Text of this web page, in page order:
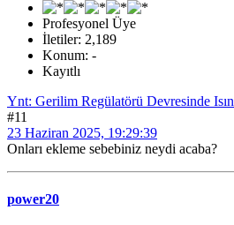
Profesyonel Üye
İletiler: 2,189
Konum: -
Kayıtlı
Ynt: Gerilim Regülatörü Devresinde
#11
23 Haziran 2025, 19:29:39
Onları ekleme sebebiniz neydi acaba?
power20